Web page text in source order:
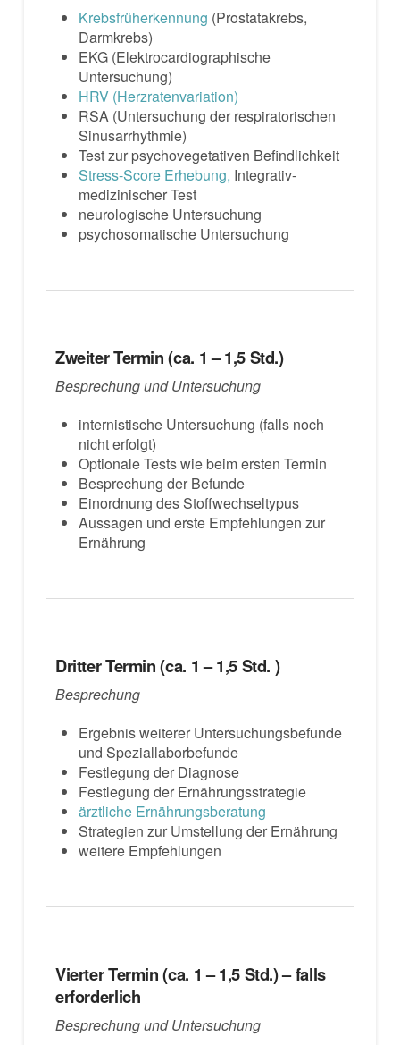
Krebsfrüherkennung (Prostatakrebs,
Darmkrebs)
EKG (Elektrocardiographische
Untersuchung)
HRV (Herzratenvariation)
RSA (Untersuchung der respiratorischen
Sinusarrhythmie)
Test zur psychovegetativen Befindlichkeit
Stress-Score Erhebung, Integrativ-
medizinischer Test
neurologische Untersuchung
psychosomatische Untersuchung
Zweiter Termin (ca. 1 – 1,5 Std.)
Besprechung und Untersuchung
internistische Untersuchung (falls noch
nicht erfolgt)
Optionale Tests wie beim ersten Termin
Besprechung der Befunde
Einordnung des Stoffwechseltypus
Aussagen und erste Empfehlungen zur
Ernährung
Dritter Termin (ca. 1 – 1,5 Std. )
Besprechung
Ergebnis weiterer Untersuchungsbefunde
und Speziallaborbefunde
Festlegung der Diagnose
Festlegung der Ernährungsstrategie
ärztliche Ernährungsberatung
Strategien zur Umstellung der Ernährung
weitere Empfehlungen
Vierter Termin (ca. 1 – 1,5 Std.) – falls
erforderlich
Besprechung und Untersuchung